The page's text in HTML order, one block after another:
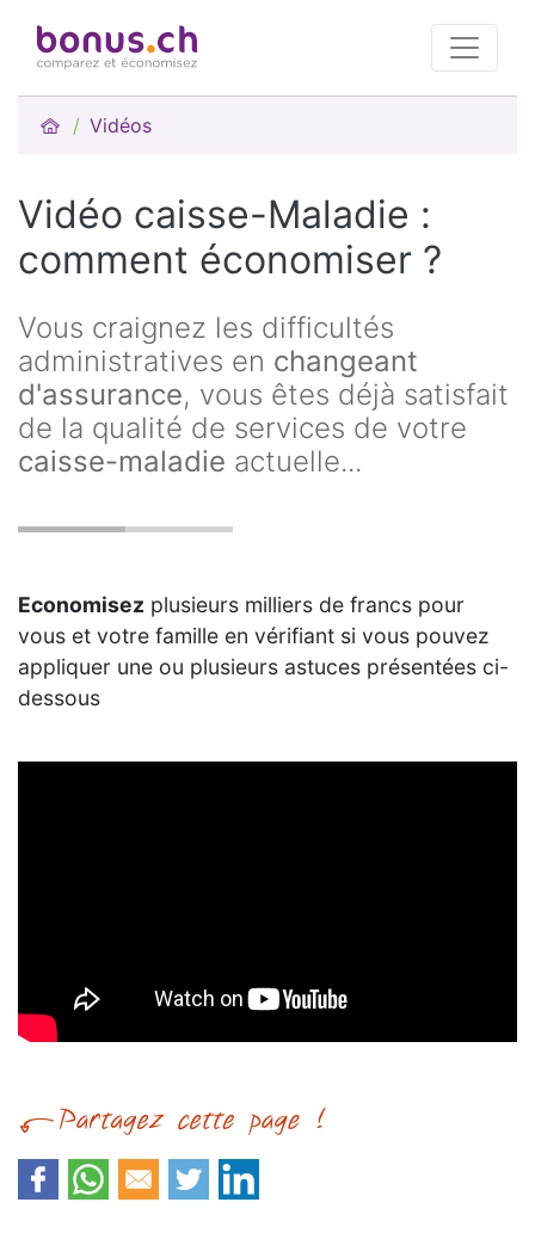
Vidéos
Vidéo caisse-Maladie :
comment économiser ?
Vous craignez les difficultés
administratives en changeant
d'assurance, vous êtes déjà satisfait
de la qualité de services de votre
caisse-maladie actuelle...
Economisez plusieurs milliers de francs pour
vous et votre famille en vérifiant si vous pouvez
appliquer une ou plusieurs astuces présentées ci-
dessous